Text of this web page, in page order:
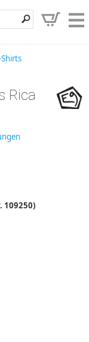
Entdecken
Shirts
Rica
109250)